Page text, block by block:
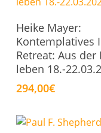
In Den
Heike Mayer:
Kontemplatives
Retreat: Aus der
leben 18.-
294,00€